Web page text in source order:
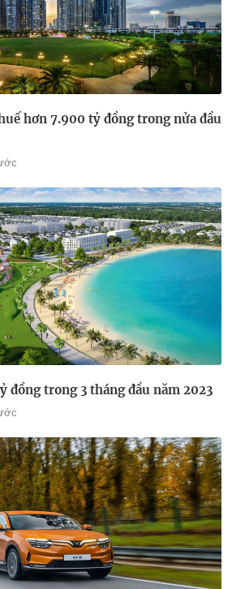
hơn 7.900 tỷ đồng trong nửa đầu
đồng trong 3 tháng đầu năm 2023